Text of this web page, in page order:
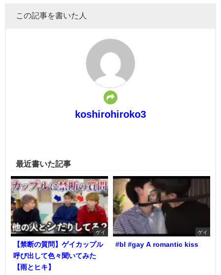
この記事を書いた人
koshirohiroko3
最近書いた記事
ゲイ
【禁断の質問】ゲイカップル
呼び出して色々聞いてみた
【雨とヒキ】
ゲイ
#bl #gay A romantic kiss